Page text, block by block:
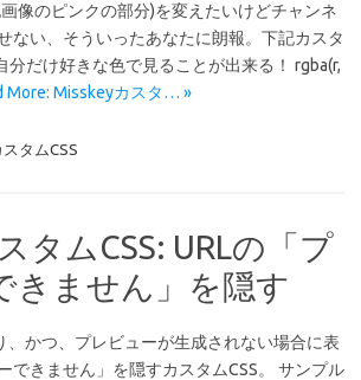
像のピンクの部分)を変えたいけどチャンネ
ない、そういったあなたに朗報。下記カスタ
分だけ好きな色で見ることが出来る！ rgba(r,
More: Misskeyカスタ… »
タムCSS
タムCSS: URLの「プ
きません」を隠す
、かつ、プレビューが生成されない場合に表
できません」を隠すカスタムCSS。 サンプル